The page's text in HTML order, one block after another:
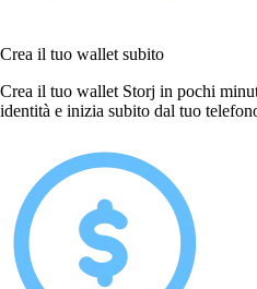
Crea il tuo wallet subito
Crea il tuo wallet Storj in pochi
identità e inizia subito dal tuo